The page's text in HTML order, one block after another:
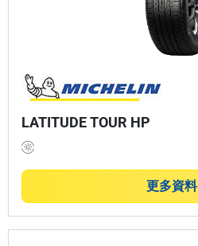
LATITUDE TOUR HP
更多資料